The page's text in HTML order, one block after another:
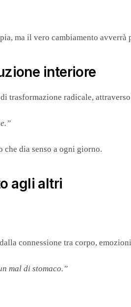
ma il vero cambiamento
interiore
trasformazione radicale,
dia senso a ogni giorno.
agli altri
connessione tra corpo,
mal di stomaco.”